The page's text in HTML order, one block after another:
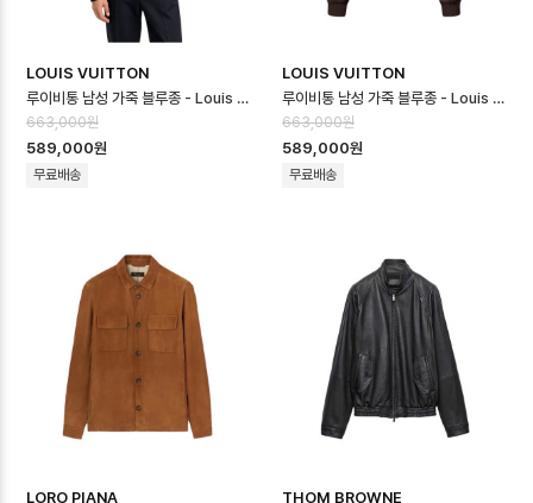
LOUIS VUITTON
루이비통 남성 가죽 블루종 - Louis vuitton Mens Padded Leather…
663,000원
589,000원
무료배송
LOUIS VUITTON
루이비통 남성 가죽 블루종 - Louis vuitton Mens Padded Leather…
663,000원
589,000원
무료배송
LORO PIANA THOM BROWNE